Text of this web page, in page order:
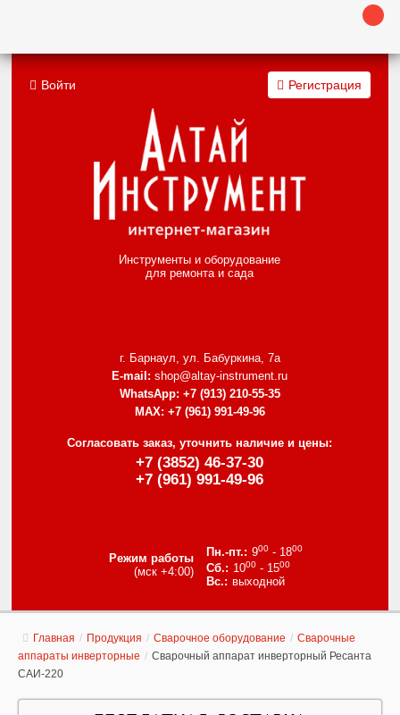
Инструменты и оборудование
для ремонта и сада
г. Барнаул, ул. Бабуркина, 7а
E-mail: shop@altay-instrument.ru
WhatsApp: +7 (913) 210-55-35
MAX: +7 (961) 991-49-96
Согласовать заказ, уточнить наличие и цены:
+7 (3852) 46-37-30
+7 (961) 991-49-96
Режим работы
(мск +4:00)
900- 1800
1000- 1500
выходной
Войти Регистрация
Главная / Продукция / Сварочное оборудование / Сварочные
аппараты инверторные / Сварочный аппарат инверторный Ресанта
САИ-220